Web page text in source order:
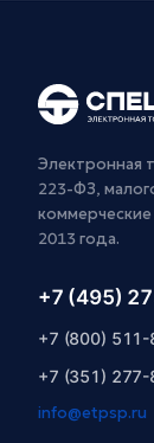
Электронная
223-ФЗ,
2013 года.
+7 (495)
+7 (800)
+7 (351)
info@etpsp.ru